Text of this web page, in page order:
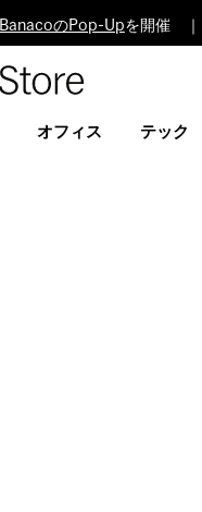
BanacoのPop-Upを開催
Design
オフィス テック